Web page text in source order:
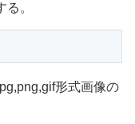
。
形式画像の